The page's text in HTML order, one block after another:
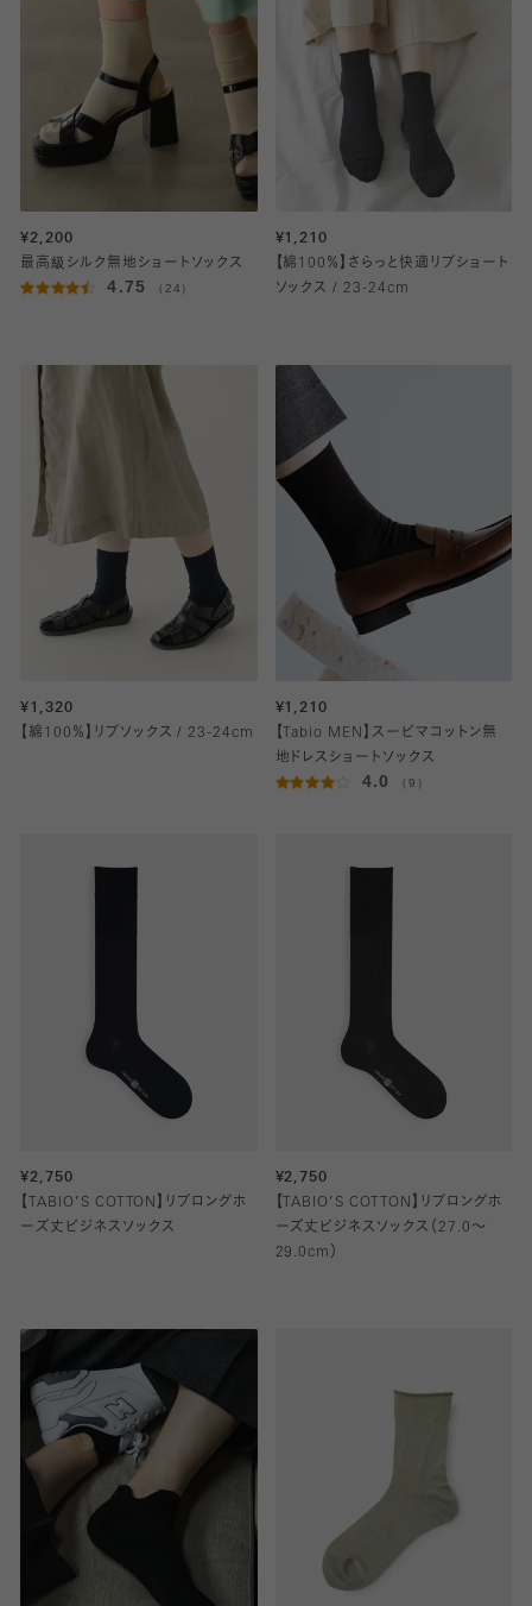
¥2,200
最高級シルク無地ショートソックス
4.75 （24）
¥1,210
【綿100％】さらっと快適リブショート
ソックス / 23-24cm
¥1,320
【綿100％】リブソックス / 23-24cm
¥1,210
【Tabio MEN】スーピマコットン無
地ドレスショートソックス
4.0 （9）
¥2,750
【TABIO’S COTTON】リブロングホ
ーズ丈ビジネスソックス
¥2,750
【TABIO’S COTTON】リブロングホ
ーズ丈ビジネスソックス（27.0～
29.0cm）